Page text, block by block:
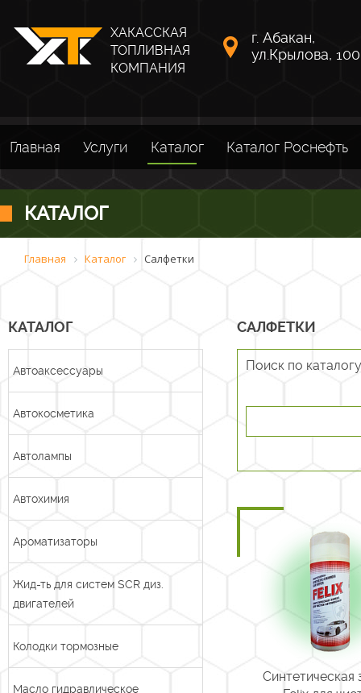
ХАКАССКАЯ
ТОПЛИВНАЯ
КОМПАНИЯ
г. Абакан,
ул.Крылова,
Главная Услуги Каталог Каталог Роснефть
КАТАЛОГ
Главная Каталог Салфетки
КАТАЛОГ
Автоаксессуары
Автокосметика
Автолампы
Автохимия
Ароматизаторы
Жид-ть для систем SCR диз.
двигателей
Колодки тормозные
Масло гидравлическое
САЛФЕТКИ
Поиск по каталогу
Синтетическая